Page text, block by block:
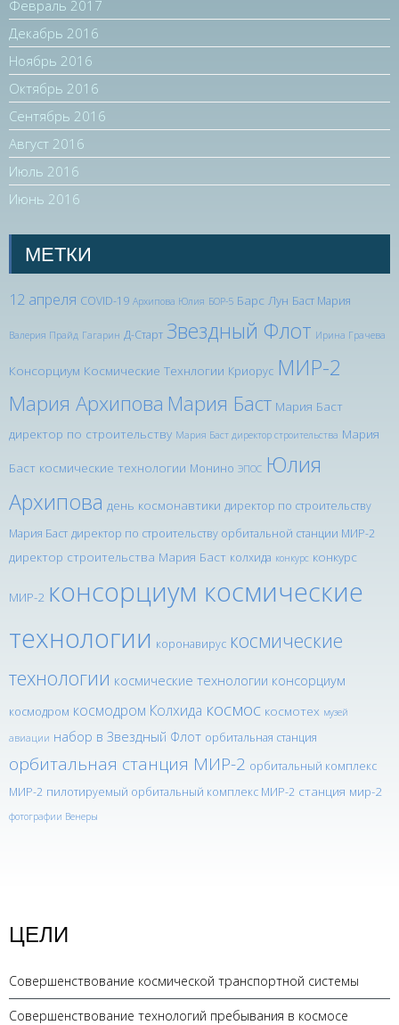
Февраль 2017
Декабрь 2016
Ноябрь 2016
Октябрь 2016
Сентябрь 2016
Август 2016
Июль 2016
Июнь 2016
МЕТКИ
12 апреля COVID-19 Архипова Юлия БОР-5 Барс Лун Баст Мария
Валерия Прайд Гагарин Д-Старт Звездный Флот Ирина Грачева
Консорциум Космические Технлогии Криорус МИР-2
Мария Архипова Мария Баст Мария Баст
директор по строительству Мария Баст директор строительства Мария
Баст космические технологии Монино ЭПОС Юлия
Архипова день космонавтики директор по строительству
Мария Баст директор по строительству орбитальной станции МИР-2
директор строительства Мария Баст колхида конкурс конкурс
МИР-2 консорциум космические
технологии коронавирус космические
технологии космические технологии консорциум
космодром космодром Колхида космос космотех музей
авиации набор в Звездный Флот орбитальная станция
орбитальная станция МИР-2 орбитальный комплекс
МИР-2 пилотируемый орбитальный комплекс МИР-2 станция мир-2
фотографии Венеры
ЦЕЛИ
Совершенствование космической транспортной системы
Совершенствование технологий пребывания в космосе